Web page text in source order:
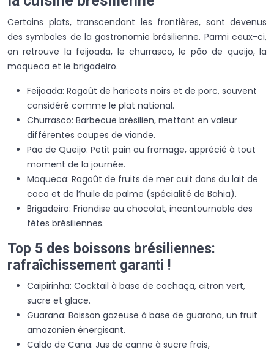
Certains plats, transcendant les frontières, sont devenus
des symboles de la gastronomie brésilienne. Parmi ceux-ci,
on retrouve la feijoada, le churrasco, le pão de queijo, la
moqueca et le brigadeiro.
Feijoada: Ragoût de haricots noirs et de porc, souvent
considéré comme le plat national.
Churrasco: Barbecue brésilien, mettant en valeur
différentes coupes de viande.
Pão de Queijo: Petit pain au fromage, apprécié à tout
moment de la journée.
Moqueca: Ragoût de fruits de mer cuit dans du lait de
coco et de l’huile de palme (spécialité de Bahia).
Brigadeiro: Friandise au chocolat, incontournable des
fêtes brésiliennes.
Top 5 des boissons brésiliennes:
rafraîchissement garanti !
Caipirinha: Cocktail à base de cachaça, citron vert,
sucre et glace.
Guarana: Boisson gazeuse à base de guarana, un fruit
amazonien énergisant.
Caldo de Cana: Jus de canne à sucre frais,